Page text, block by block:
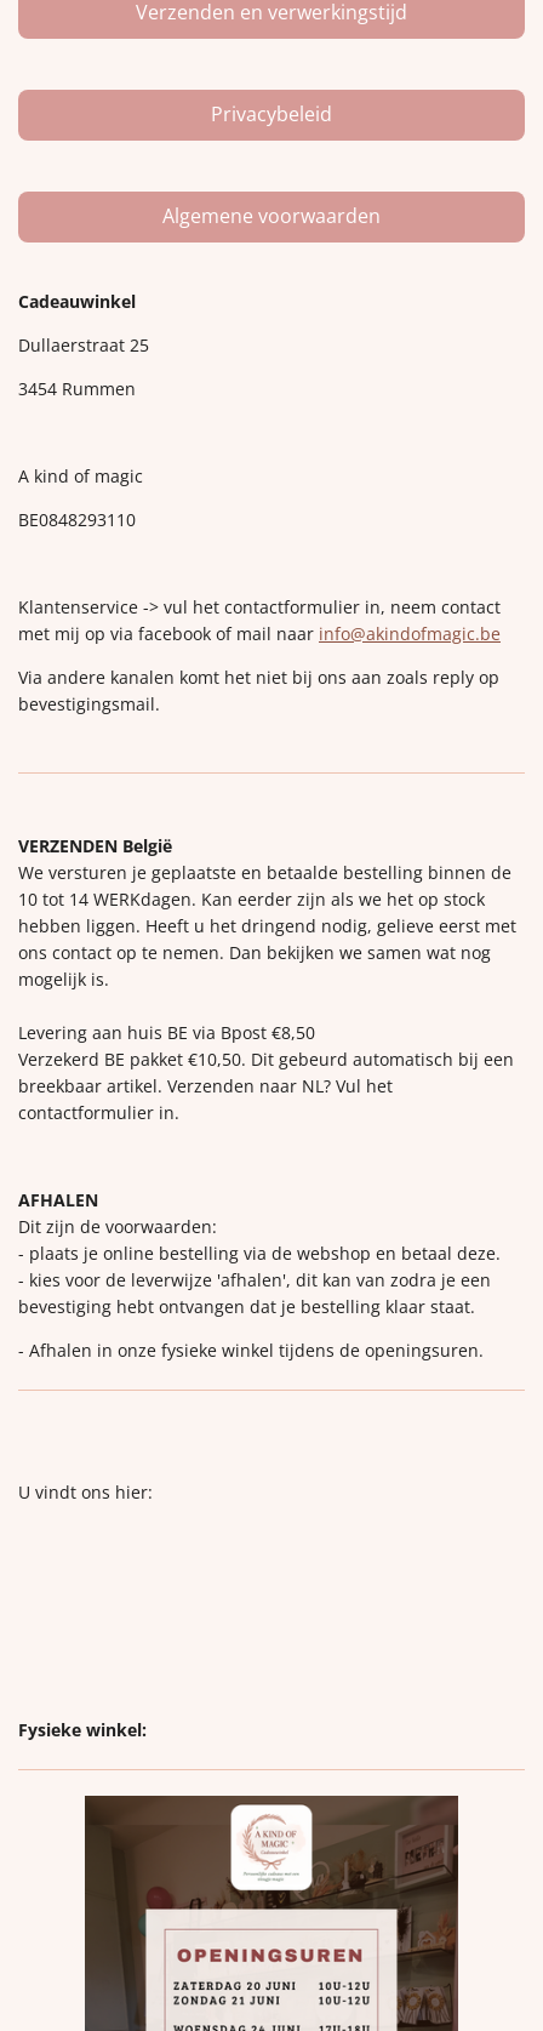
Verzenden en verwerkingstijd
Privacybeleid
Algemene voorwaarden
Cadeauwinkel
Dullaerstraat 25
3454 Rummen
A kind of magic
BE0848293110
Klantenservice -> vul het contactformulier in, neem contact
met mij op via facebook of mail naar info@akindofmagic.be
Via andere kanalen komt het niet bij ons aan zoals reply op
bevestigingsmail.
VERZENDEN België
We versturen je geplaatste en betaalde bestelling binnen de
10 tot 14 WERKdagen. Kan eerder zijn als we het op stock
hebben liggen. Heeft u het dringend nodig, gelieve eerst met
ons contact op te nemen. Dan bekijken we samen wat nog
mogelijk is.
Levering aan huis BE via Bpost €8,50
Verzekerd BE pakket €10,50. Dit gebeurd automatisch bij een
breekbaar artikel. Verzenden naar NL? Vul het
contactformulier in.
AFHALEN
Dit zijn de voorwaarden:
- plaats je online bestelling via de webshop en betaal deze.
- kies voor de leverwijze 'afhalen', dit kan van zodra je een
bevestiging hebt ontvangen dat je bestelling klaar staat.
- Afhalen in onze fysieke winkel tijdens de openingsuren.
U vindt ons hier:
Fysieke winkel: